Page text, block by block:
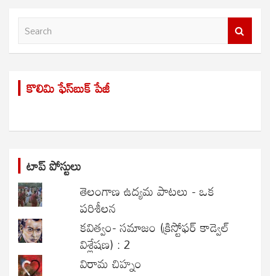
a
r
c కొలిమి ఫేస్‌బుక్ పేజీ
టాప్ పోస్టులు
తెలంగాణ ఉద్యమ పాటలు - ఒక
పరిశీలన
కవిత్వం- సమాజం (క్రిస్టోఫర్ కాడ్వెల్
విశ్లేషణ) : 2
విరామ చిహ్నం